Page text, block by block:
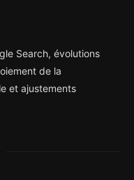
Search, évolutions
de la
et ajustements